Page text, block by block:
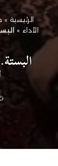
الرئيسية »
الأداء »